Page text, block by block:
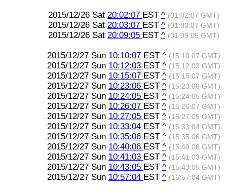
2015/12/26 Sat 20:02:07 EST ^ (01:02:07 GMT)
2015/12/26 Sat 20:03:07 EST ^ (01:03:07 GMT)
2015/12/26 Sat 20:09:05 EST ^ (01:09:05 GMT)
2015/12/27 Sun 10:10:07 EST ^ (15:10:07 GMT)
2015/12/27 Sun 10:12:03 EST ^ (15:12:03 GMT)
2015/12/27 Sun 10:15:07 EST ^ (15:15:07 GMT)
2015/12/27 Sun 10:23:06 EST ^ (15:23:06 GMT)
2015/12/27 Sun 10:24:05 EST ^ (15:24:05 GMT)
2015/12/27 Sun 10:26:07 EST ^ (15:26:07 GMT)
2015/12/27 Sun 10:27:05 EST ^ (15:27:05 GMT)
2015/12/27 Sun 10:33:04 EST ^ (15:33:04 GMT)
2015/12/27 Sun 10:35:06 EST ^ (15:35:06 GMT)
2015/12/27 Sun 10:40:06 EST ^ (15:40:06 GMT)
2015/12/27 Sun 10:41:03 EST ^ (15:41:03 GMT)
2015/12/27 Sun 10:43:05 EST ^ (15:43:05 GMT)
2015/12/27 Sun 10:57:04 EST ^ (15:57:04 GMT)